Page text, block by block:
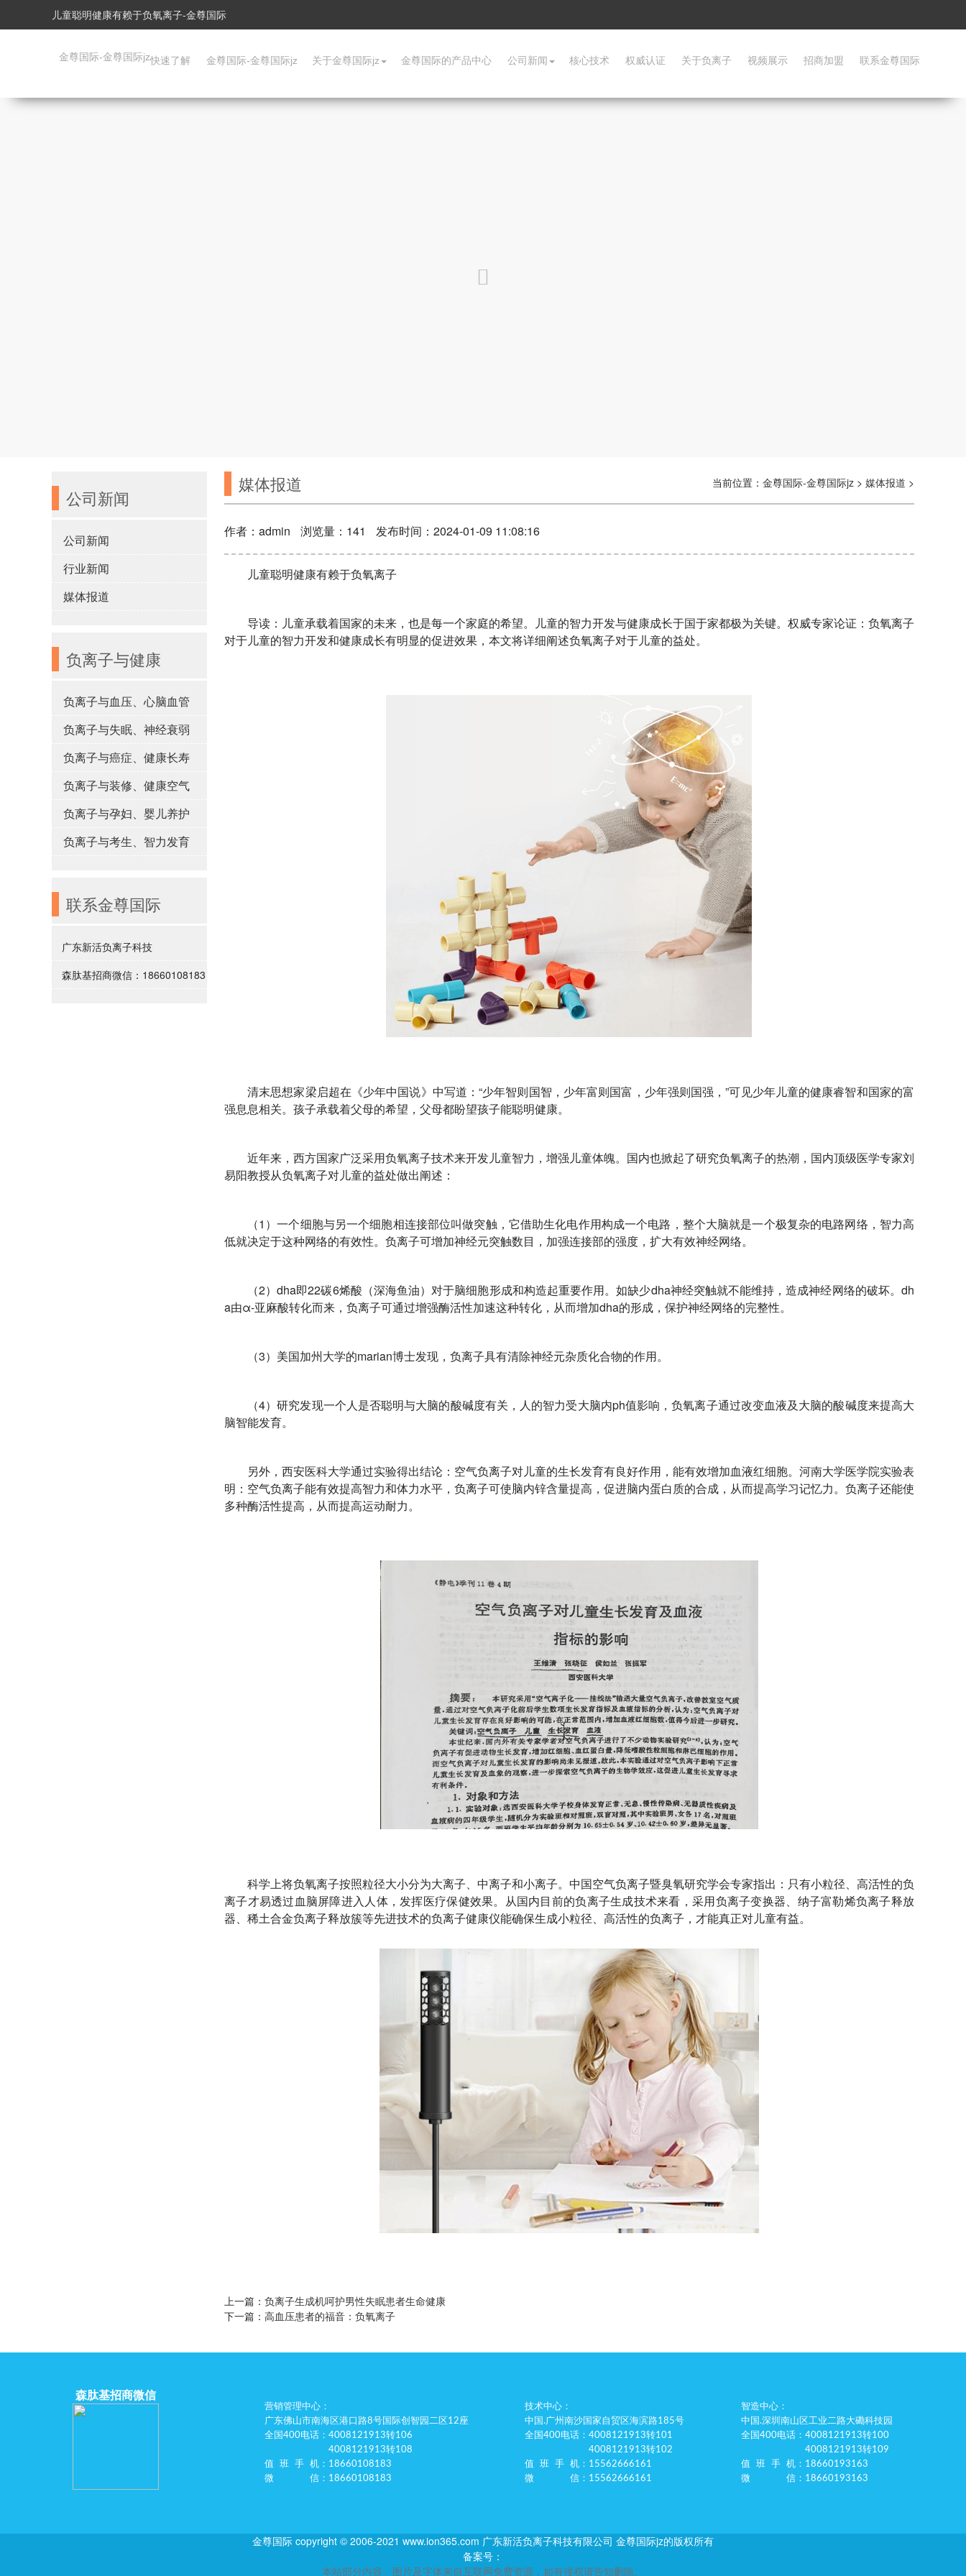
儿童聪明健康有赖于负氧离子-金尊国际
金尊国际-金尊国际jz快速了解 金尊国际-金尊国际jz 关于金尊国际jz 金尊国际的产品中心 公司新闻 核心技术 权威认证 关于负离子 视频展示 招商加盟 联系金尊国际
公司新闻
公司新闻
行业新闻
媒体报道
负离子与健康
负离子与血压、心脑血管
负离子与失眠、神经衰弱
负离子与癌症、健康长寿
负离子与装修、健康空气
负离子与孕妇、婴儿养护
负离子与考生、智力发育
联系金尊国际
广东新活负离子科技
森肽基招商微信：18660108183
媒体报道 当前位置： 金尊国际-金尊国际jz > 媒体报道 >
作者：admin 浏览量：141 发布时间：2024-01-09 11:08:16
儿童聪明健康有赖于负氧离子
导读：儿童承载着国家的未来，也是每一个家庭的希望。儿童的智力开发与健康成长于国于家都极为关键。权威专家论证：负氧离子
对于儿童的智力开发和健康成长有明显的促进效果，本文将详细阐述负氧离子对于儿童的益处。
清末思想家梁启超在《少年中国说》中写道：“少年智则国智，少年富则国富，少年强则国强，”可见少年儿童的健康睿智和国家的富
强息息相关。孩子承载着父母的希望，父母都盼望孩子能聪明健康。
近年来，西方国家广泛采用负氧离子技术来开发儿童智力，增强儿童体魄。国内也掀起了研究负氧离子的热潮，国内顶级医学专家刘
易阳教授从负氧离子对儿童的益处做出阐述：
（1）一个细胞与另一个细胞相连接部位叫做突触，它借助生化电作用构成一个电路，整个大脑就是一个极复杂的电路网络，智力高
低就决定于这种网络的有效性。负离子可增加神经元突触数目，加强连接部的强度，扩大有效神经网络。
（2）dha即22碳6烯酸（深海鱼油）对于脑细胞形成和构造起重要作用。如缺少dha神经突触就不能维持，造成神经网络的破坏。dh
a由α-亚麻酸转化而来，负离子可通过增强酶活性加速这种转化，从而增加dha的形成，保护神经网络的完整性。
（3）美国加州大学的marian博士发现，负离子具有清除神经元杂质化合物的作用。
（4）研究发现一个人是否聪明与大脑的酸碱度有关，人的智力受大脑内ph值影响，负氧离子通过改变血液及大脑的酸碱度来提高大
脑智能发育。
另外，西安医科大学通过实验得出结论：空气负离子对儿童的生长发育有良好作用，能有效增加血液红细胞。河南大学医学院实验表
明：空气负离子能有效提高智力和体力水平，负离子可使脑内锌含量提高，促进脑内蛋白质的合成，从而提高学习记忆力。负离子还能使
多种酶活性提高，从而提高运动耐力。
科学上将负氧离子按照粒径大小分为大离子、中离子和小离子。中国空气负离子暨臭氧研究学会专家指出：只有小粒径、高活性的负
离子才易透过血脑屏障进入人体，发挥医疗保健效果。从国内目前的负离子生成技术来看，采用负离子变换器、纳子富勒烯负离子释放
器、稀土合金负离子释放簇等先进技术的负离子健康仪能确保生成小粒径、高活性的负离子，才能真正对儿童有益。
上一篇： 负离子生成机呵护男性失眠患者生命健康
下一篇： 高血压患者的福音：负氧离子
森肽基招商微信
营销管理中心：
广东佛山市南海区港口路8号国际创智园二区12座
全国400电话
值班手机
微信
：4008121913转106
4008121913转108
：18660108183
：18660108183
技术中心：
中国.广州南沙国家自贸区海滨路185号
全国400电话
值班手机
微信
：4008121913转101
4008121913转102
：15562666161
：15562666161
智造中心：
中国.深圳南山区工业二路大磡科技园
全国400电话
值班手机
微信
：4008121913转100
4008121913转109
：18660193163
：18660193163
金尊国际 copyright © 2006-2021 www.ion365.com 广东新活负离子科技有限公司 金尊国际jz的版权所有
备案号：
本站部分内容、图片及字体来自互联网免费资源，如有侵权请告知删除。